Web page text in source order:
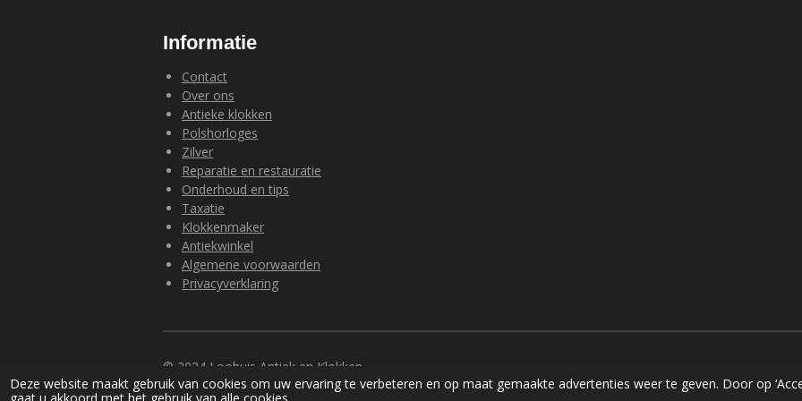
Deze website maakt gebruik van cookies om uw ervaring te verbeteren en op maat gemaakte advertenties weer te geven. Door op
Informatie
Contact
Over ons
Antieke klokken
Polshorloges
Zilver
Reparatie en restauratie
Onderhoud en tips
Taxatie
Klokkenmaker
Antiekwinkel
Algemene voorwaarden
Privacyverklaring
© 2024 Loohuis Antiek en Klokken